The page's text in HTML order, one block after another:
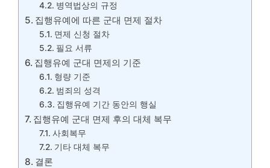
병역법상의 규정
집행유예에 따른 군대 면제 절차
면제 신청 절차
필요 서류
집행유예 군대 면제의 기준
형량 기준
범죄의 성격
집행유예 기간 동안의 행실
집행유예 군대 면제 후의 대체 복무
사회복무
기타 대체 복무
결론